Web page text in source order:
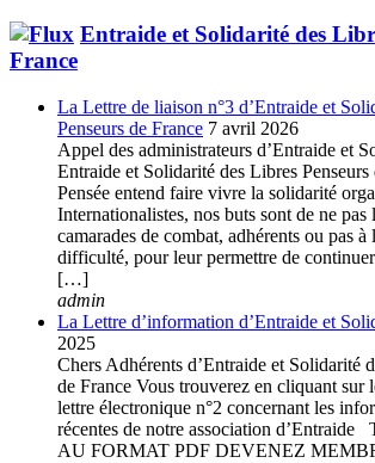
Entraide et Solidarité des
France
La Lettre de liaison n°3 d’Entraide et
Penseurs de France 7 avril 2026
Appel des administrateurs d’Entraide et
Entraide et Solidarité des Libres
Pensée entend faire vivre la solidarité
Internationalistes, nos buts sont de ne pas
camarades de combat, adhérents ou pas à
difficulté, pour leur permettre de
[…]
admin
La Lettre d’information d’Entraide et
2025
Chers Adhérents d’Entraide et Solidarité
de France Vous trouverez en cliquant sur
lettre électronique n°2 concernant les
récentes de notre association
AU FORMAT PDF DEVENEZ